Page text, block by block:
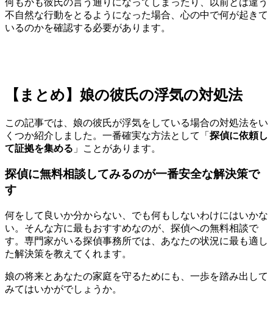
不自然な行動をとるようになった場合、心の中で何が起きて
いるのかを確認する必要があります。
【まとめ】娘の彼氏の浮気の対処法
この記事では、娘の彼氏が浮気をしている場合の対処法をい
くつか紹介しました。一番確実な方法として「 探偵に依頼し
て証拠を集める 」ことがあります。
探偵に無料相談してみるのが一番安全な解決策で
す
何をして良いか分からない、でも何もしないわけにはいかな
い。そんな方に最もおすすめなのが、探偵への無料相談で
す。専門家がいる探偵事務所では、あなたの状況に最も適し
た解決策を教えてくれます。
娘の将来とあなたの家庭を守るためにも、一歩を踏み出して
みてはいかがでしょうか。